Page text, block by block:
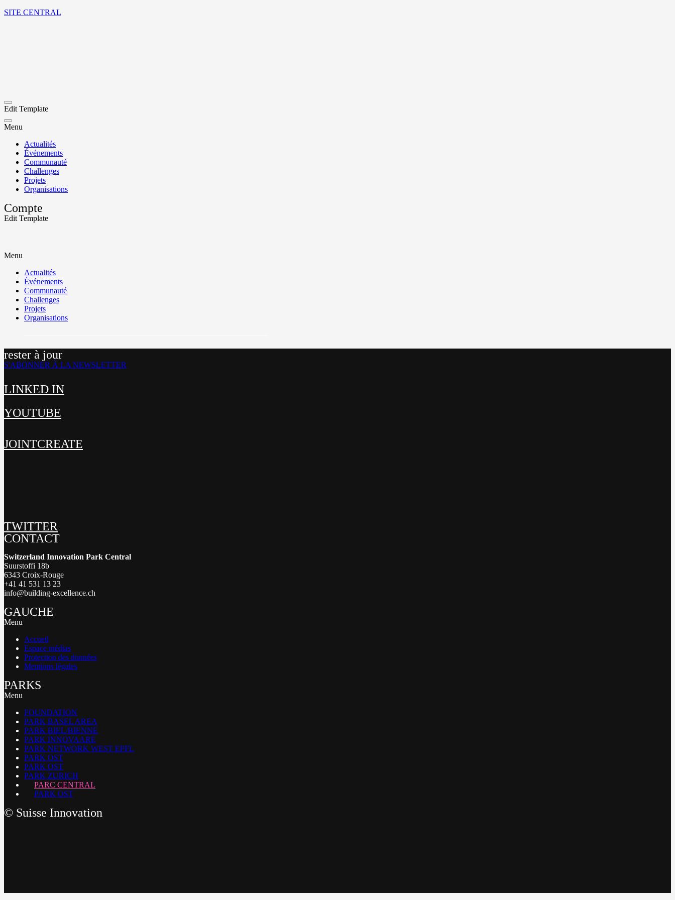
SITE CENTRAL
Menu
Actualités
Événements
Communauté
Challenges
Projets
Organisations
Edit Template
Menu
Actualités
Événements
Communauté
Challenges
Projets
Organisations
Compte
Edit Template
rester à jour
S'ABONNER À LA NEWSLETTER
LINKED IN
YOUTUBE
JOINTCREATE
TWITTER
CONTACT
Switzerland Innovation Park Central
Suurstoffi 18b
6343 Croix-Rouge
+41 41 531 13 23
info@building-excellence.ch
GAUCHE
Menu
Accueil
Espace médias
Protection des données
Mentions légales
PARKS
Menu
FOUNDATION
PARK BASEL AREA
PARK BIEL/BIENNE
PARK INNOVAARE
PARK NETWORK WEST EPFL
PARK OST
PARK OST
PARK ZURICH
PARC CENTRAL
PARK OST
© Suisse Innovation